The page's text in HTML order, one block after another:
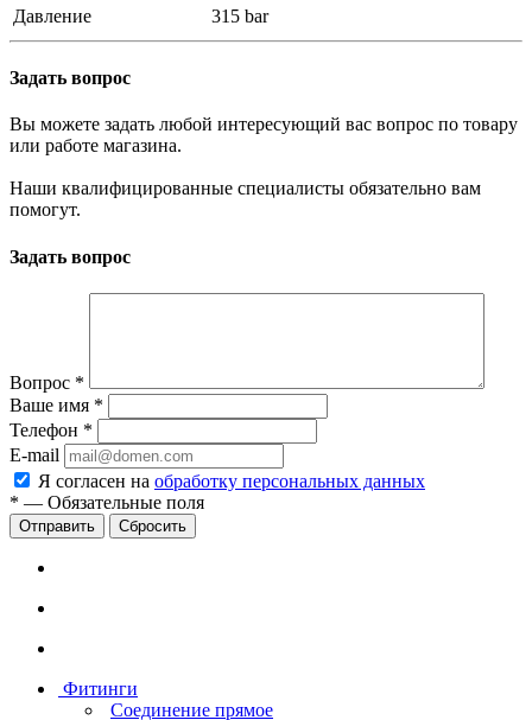
Давление
315 bar
Задать вопрос
Вы можете задать любой интересующий вас вопрос по товару
или работе магазина.
Наши квалифицированные специалисты обязательно вам
помогут.
Задать вопрос
Вопрос *
Ваше имя *
Телефон *
E-mail
Я согласен на обработку персональных данных
* — Обязательные поля
Сбросить
Фитинги
Соединение прямое